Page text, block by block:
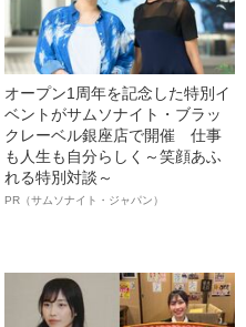
オープン1周年を記念した特別イ
ベントがサムソナイト・ブラッ
クレーベル銀座店で開催 仕事
も人生も自分らしく～笑顔あふ
れる特別対談～
PR（サムソナイト・ジャパン）